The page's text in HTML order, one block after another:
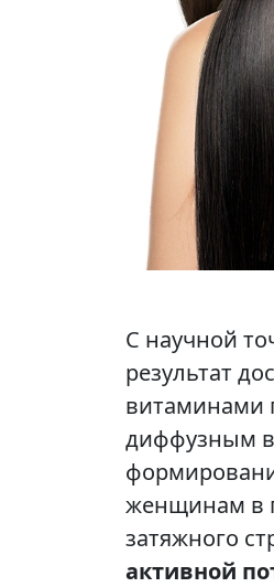
С научной
результат
витаминами
диффузным
женщинам в
затяжного
активной